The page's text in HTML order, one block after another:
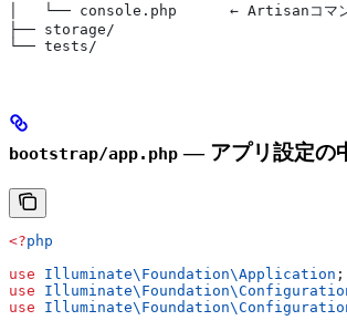
│   └── console.php      ← Artisanコマン
├── storage/
└── tests/
bootstrap/app.php — アプリ設定の
<?php
use Illuminate\Foundation\Application ;
use
use